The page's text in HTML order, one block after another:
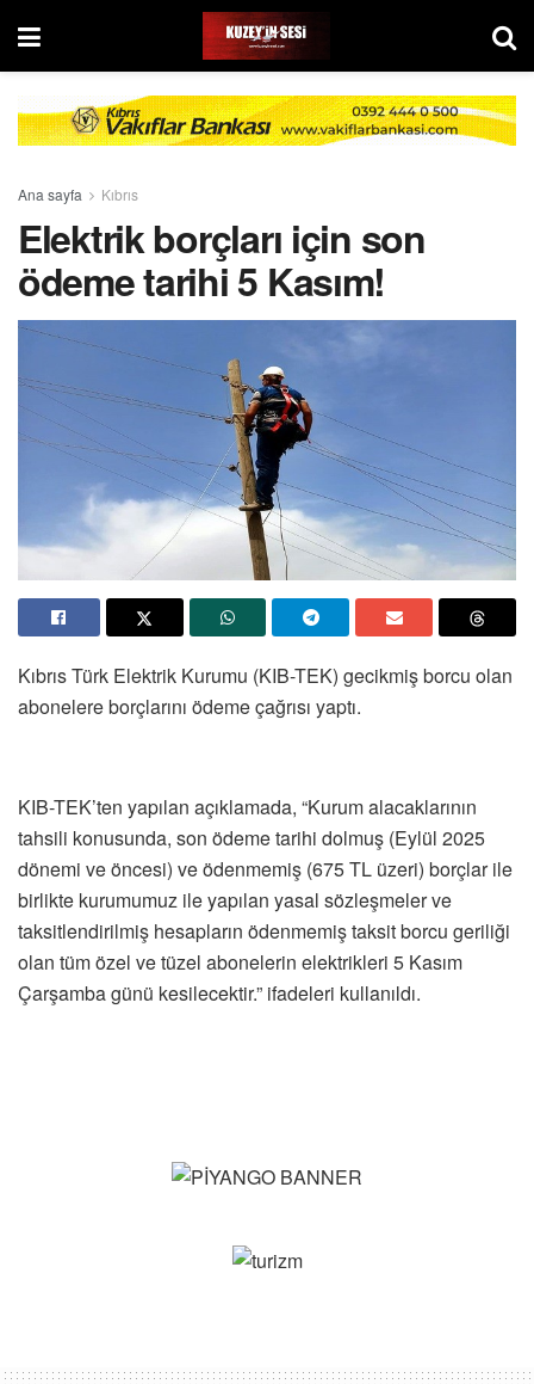
Ana sayfa Kıbrıs
Elektrik borçları için son
ödeme tarihi 5 Kasım!
Kıbrıs Türk Elektrik Kurumu (KIB-TEK) gecikmiş borcu olan
abonelere borçlarını ödeme çağrısı yaptı.
KIB-TEK’ten yapılan açıklamada, “Kurum alacaklarının
tahsili konusunda, son ödeme tarihi dolmuş (Eylül 2025
dönemi ve öncesi) ve ödenmemiş (675 TL üzeri) borçlar ile
birlikte kurumumuz ile yapılan yasal sözleşmeler ve
taksitlendirilmiş hesapların ödenmemiş taksit borcu geriliği
olan tüm özel ve tüzel abonelerin elektrikleri 5 Kasım
Çarşamba günü kesilecektir.” ifadeleri kullanıldı.